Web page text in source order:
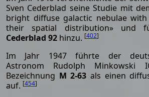
Sven Cederblad seine Studie mit
bright diffuse galactic nebulae
their spatial distribution» und
Cederblad 92 hinzu. [402]
Im Jahr 1947 führte der
Astronom Rudolph
Bezeichnung M 2-63 als einen
auf. [454]